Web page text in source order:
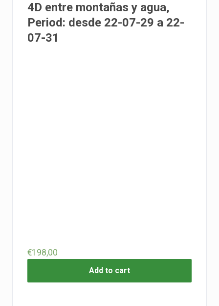
4D entre montañas y agua,
Period: desde 22-07-29 a 22-
07-31
€198,00
Add to cart